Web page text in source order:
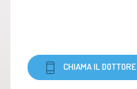
CHIAMA IL DOTTORE